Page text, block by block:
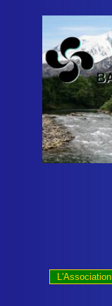
L'Association